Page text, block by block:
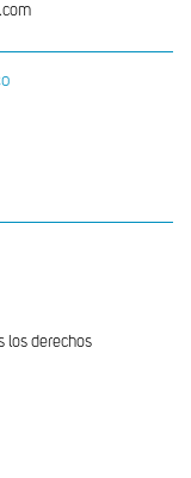
los derechos